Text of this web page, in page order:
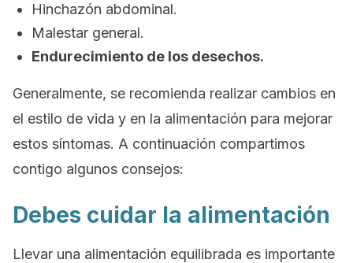
Hinchazón abdominal.
Malestar general.
Endurecimiento de los desechos.
Generalmente, se recomienda realizar cambios en
el estilo de vida y en la alimentación para mejorar
estos síntomas. A continuación compartimos
contigo algunos consejos:
Debes cuidar la alimentación
Llevar una alimentación equilibrada es importante